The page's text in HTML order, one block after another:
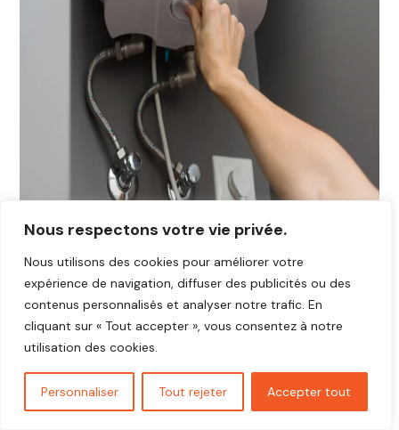
Nous respectons votre vie privée.
Nous utilisons des cookies pour améliorer votre
expérience de navigation, diffuser des publicités ou des
contenus personnalisés et analyser notre trafic. En
cliquant sur « Tout accepter », vous consentez à notre
utilisation des cookies.
Personnaliser Tout rejeter Accepter tout